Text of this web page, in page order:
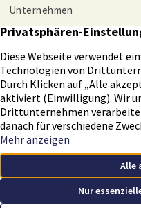
Unternehmen
Tippgeber
Helmut